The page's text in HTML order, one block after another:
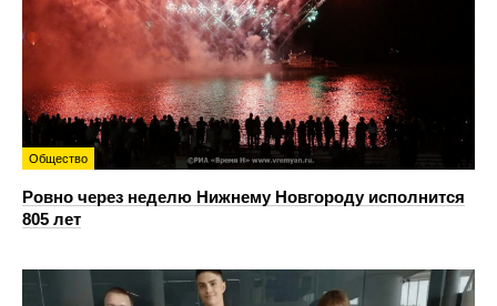
Общество
Ровно через неделю Нижнему Новгороду исполнится
805 лет